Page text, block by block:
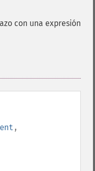
con una expresión
,